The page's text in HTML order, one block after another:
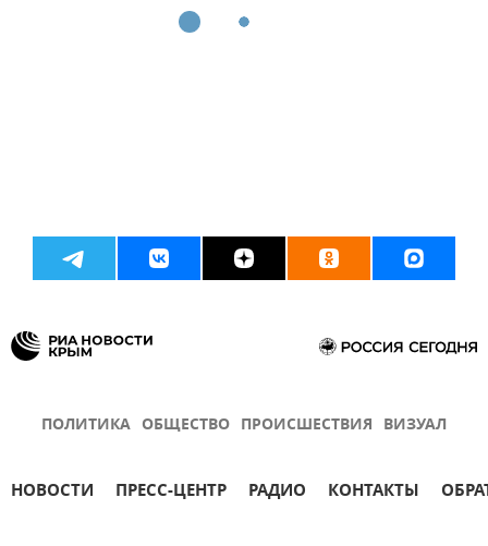
ПОЛИТИКА ОБЩЕСТВО ПРОИСШЕСТВИЯ ВИЗУАЛ
НОВОСТИ ПРЕСС-ЦЕНТР РАДИО КОНТАКТЫ